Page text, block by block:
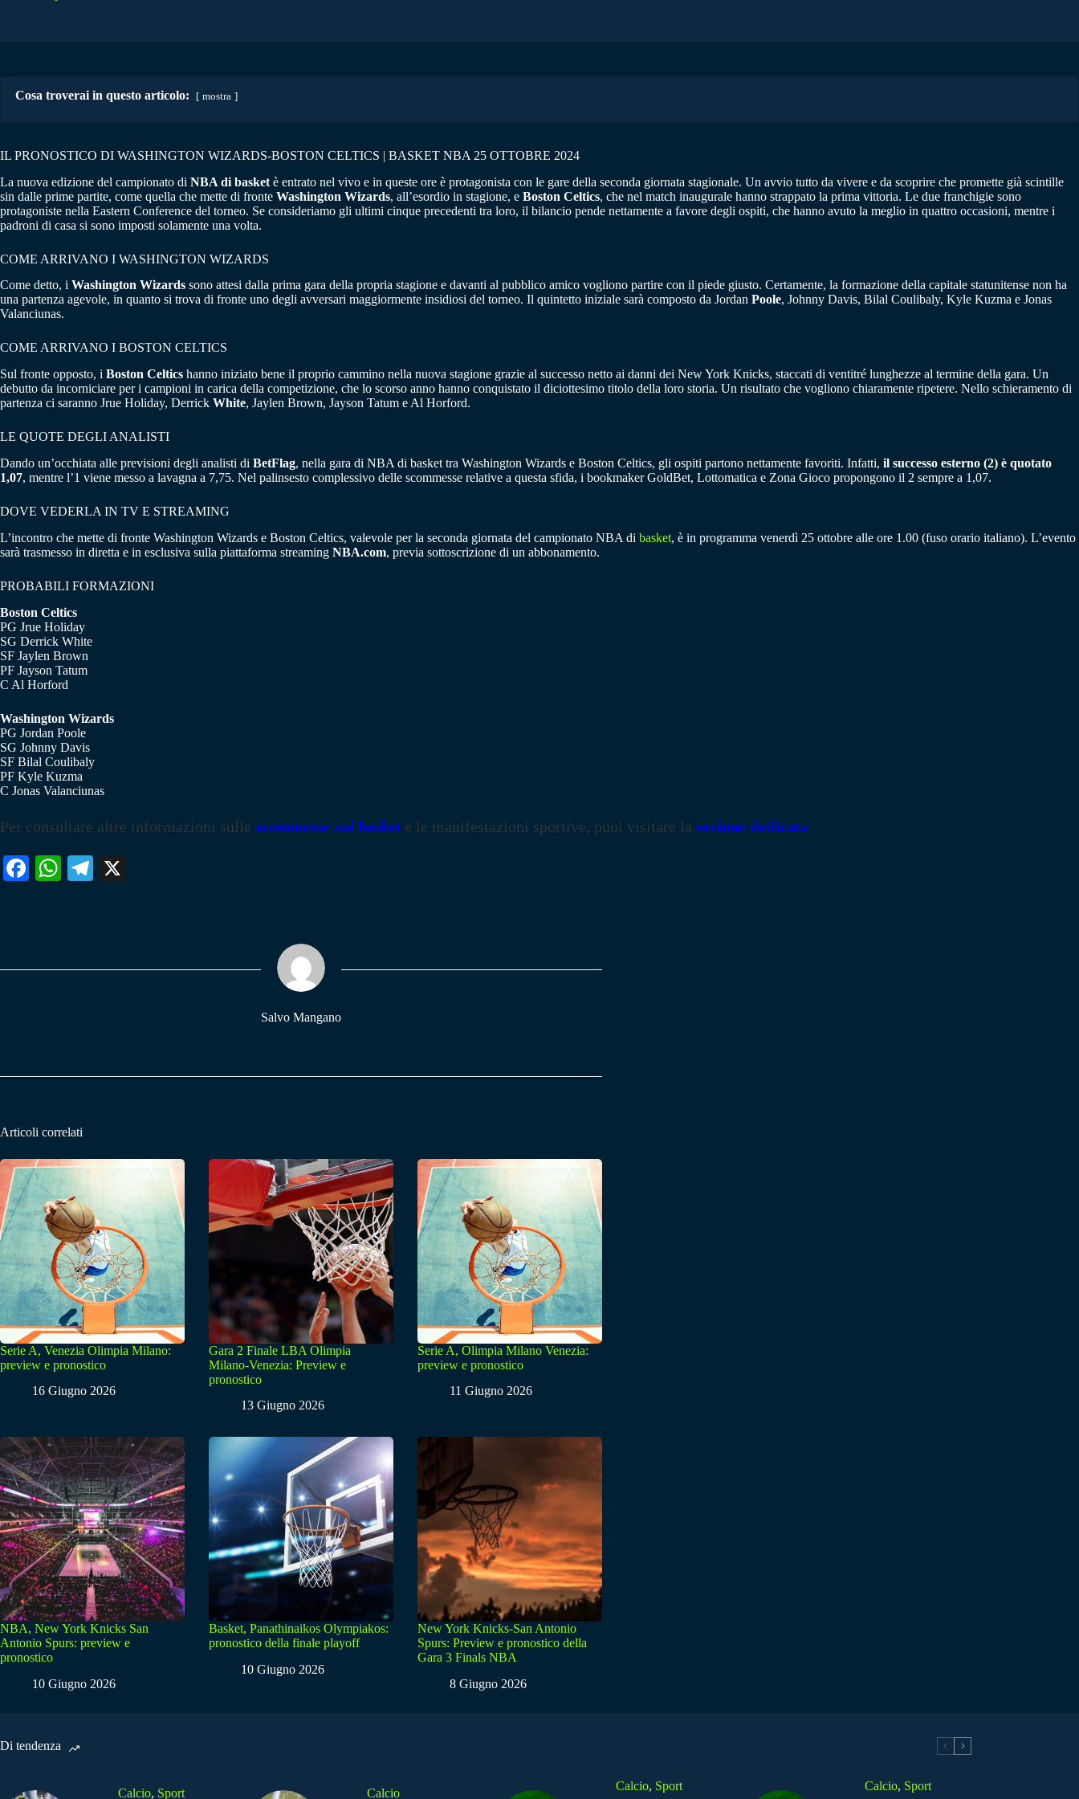
Cosa troverai in questo articolo: mostra
IL PRONOSTICO DI WASHINGTON WIZARDS-BOSTON CELTICS | BASKET NBA 25 OTTOBRE 2024
La nuova edizione del campionato di NBA di basket è entrato nel vivo e in queste ore è protagonista con le gare della seconda giornata stagionale. Un avvio tutto da vivere e da scoprire che promette già scintille
sin dalle prime partite, come quella che mette di fronte Washington Wizards, all’esordio in stagione, e Boston Celtics, che nel match inaugurale hanno strappato la prima vittoria. Le due franchigie sono
protagoniste nella Eastern Conference del torneo. Se consideriamo gli ultimi cinque precedenti tra loro, il bilancio pende nettamente a favore degli ospiti, che hanno avuto la meglio in quattro occasioni, mentre i
padroni di casa si sono imposti solamente una volta.
COME ARRIVANO I WASHINGTON WIZARDS
Come detto, i Washington Wizards sono attesi dalla prima gara della propria stagione e davanti al pubblico amico vogliono partire con il piede giusto. Certamente, la formazione della capitale statunitense non ha
una partenza agevole, in quanto si trova di fronte uno degli avversari maggiormente insidiosi del torneo. Il quintetto iniziale sarà composto da Jordan Poole, Johnny Davis, Bilal Coulibaly, Kyle Kuzma e Jonas
Valanciunas.
COME ARRIVANO I BOSTON CELTICS
Sul fronte opposto, i Boston Celtics hanno iniziato bene il proprio cammino nella nuova stagione grazie al successo netto ai danni dei New York Knicks, staccati di ventitré lunghezze al termine della gara. Un
debutto da incorniciare per i campioni in carica della competizione, che lo scorso anno hanno conquistato il diciottesimo titolo della loro storia. Un risultato che vogliono chiaramente ripetere. Nello schieramento di
partenza ci saranno Jrue Holiday, Derrick White, Jaylen Brown, Jayson Tatum e Al Horford.
LE QUOTE DEGLI ANALISTI
Dando un’occhiata alle previsioni degli analisti di BetFlag, nella gara di NBA di basket tra Washington Wizards e Boston Celtics, gli ospiti partono nettamente favoriti. Infatti, il successo esterno (2) è quotato
1,07, mentre l’1 viene messo a lavagna a 7,75. Nel palinsesto complessivo delle scommesse relative a questa sfida, i bookmaker GoldBet, Lottomatica e Zona Gioco propongono il 2 sempre a 1,07.
DOVE VEDERLA IN TV E STREAMING
L’incontro che mette di fronte Washington Wizards e Boston Celtics, valevole per la seconda giornata del campionato NBA di basket, è in programma venerdì 25 ottobre alle ore 1.00 (fuso orario italiano). L’evento
sarà trasmesso in diretta e in esclusiva sulla piattaforma streaming NBA.com, previa sottoscrizione di un abbonamento.
PROBABILI FORMAZIONI
Boston Celtics
PG Jrue Holiday
SG Derrick White
SF Jaylen Brown
PF Jayson Tatum
C Al Horford
Washington Wizards
PG Jordan Poole
SG Johnny Davis
SF Bilal Coulibaly
PF Kyle Kuzma
C Jonas Valanciunas
Per consultare altre informazioni sulle scommesse sul basket e le manifestazioni sportive, puoi visitare la sezione dedicata
Fa W
pp
Te
m
Salvo Mangano
Articoli correlati
Serie A, Venezia Olimpia Milano:
preview e pronostico
16 Giugno 2026
Gara 2 Finale LBA Olimpia
Milano-Venezia: Preview e
pronostico
13 Giugno 2026
Serie A, Olimpia Milano Venezia:
preview e pronostico
11 Giugno 2026
NBA, New York Knicks San
Antonio Spurs: preview e
pronostico
10 Giugno 2026
Basket, Panathinaikos Olympiakos:
pronostico della finale playoff
10 Giugno 2026
New York Knicks-San Antonio
Spurs: Preview e pronostico della
Gara 3 Finals NBA
8 Giugno 2026
Di tendenza
Calcio, Sport Calcio
Calcio, Sport Calcio, Sport